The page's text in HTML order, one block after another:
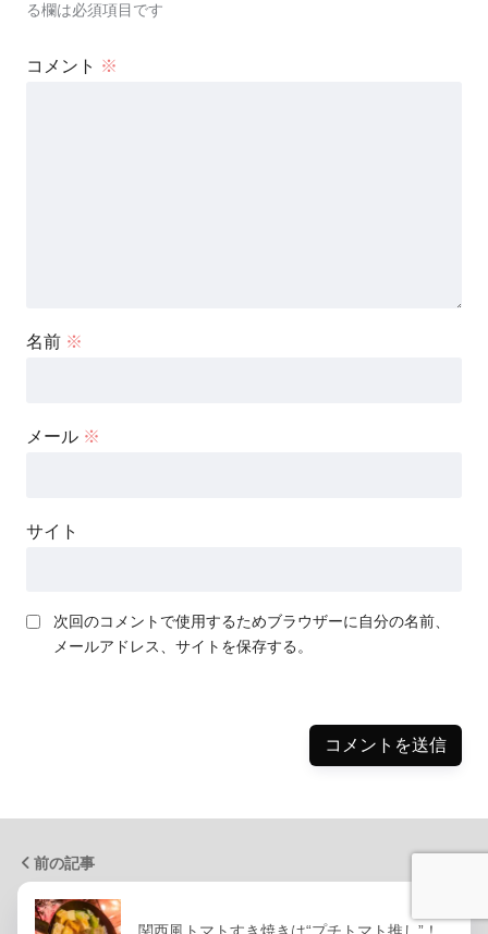
る欄は必須項目です
コメント ※
名前 ※
メール ※
サイト
次回のコメントで使用するためブラウザーに自分の名前、
メールアドレス、サイトを保存する。
前の記事
関西風トマトすき焼きは“プチトマト推し”！